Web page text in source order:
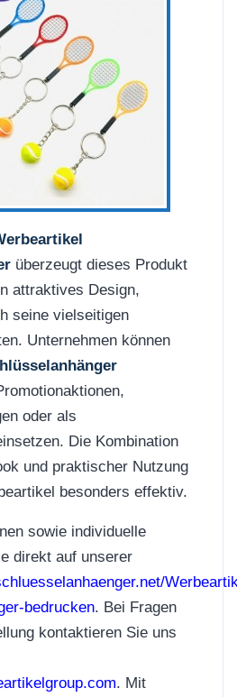
überzeugt dieses Produkt
attraktives Design,
seine vielseitigen
Unternehmen können
oder als
Die Kombination
und praktischer Nutzung
besonders effektiv.
sowie individuelle
direkt auf unserer
bedrucken. Bei Fragen
kontaktieren Sie uns
. Mit